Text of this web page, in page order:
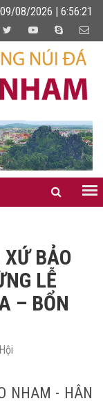
08/2026 | 6:56:23
BẢO
LỄ
– BỔN
NHAM - HÂN